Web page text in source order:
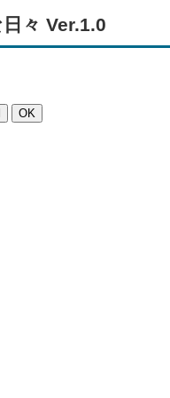
々 Ver.1.0